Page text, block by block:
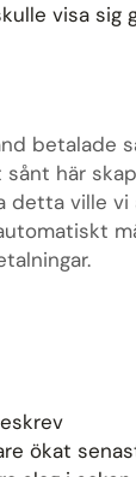
visa sig
betalade
här
detta ville vi
ökat